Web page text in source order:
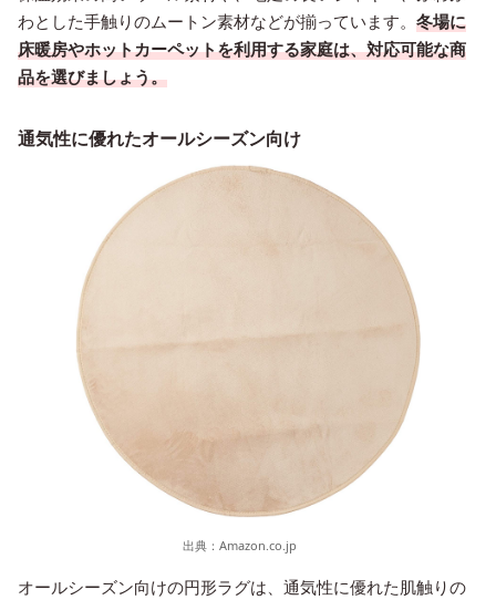
わとした手触りのムートン素材などが揃っています。 冬場に
床暖房やホットカーペットを利用する家庭は、対応可能な商
品を選びましょう。
通気性に優れたオールシーズン向け
出典： Amazon.co.jp
オールシーズン向けの円形ラグは、通気性に優れた肌触りの